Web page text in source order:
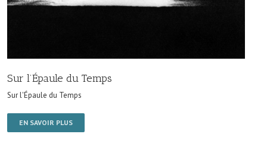
Sur l’Épaule du Temps
Sur l'Épaule du Temps
EN SAVOIR PLUS